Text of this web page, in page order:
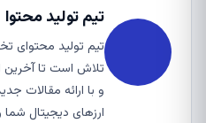
تیم تولید محتوا
تیم تولید محتوای
تلاش است تا آخرین
و با ارائه مقالات
ارزهای دیجیتال شما